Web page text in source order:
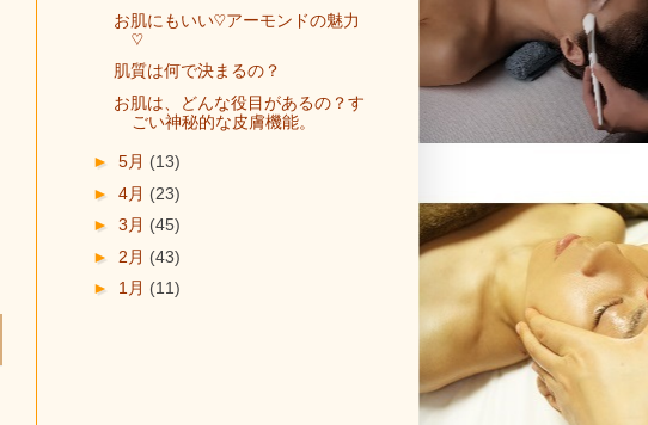
お肌にもいい♡アーモンドの魅力
♡
肌質は何で決まるの？
お肌は、どんな役目があるの？す
ごい神秘的な皮膚機能。
► 5月 (13)
► 4月 (23)
► 3月 (45)
► 2月 (43)
► 1月 (11)